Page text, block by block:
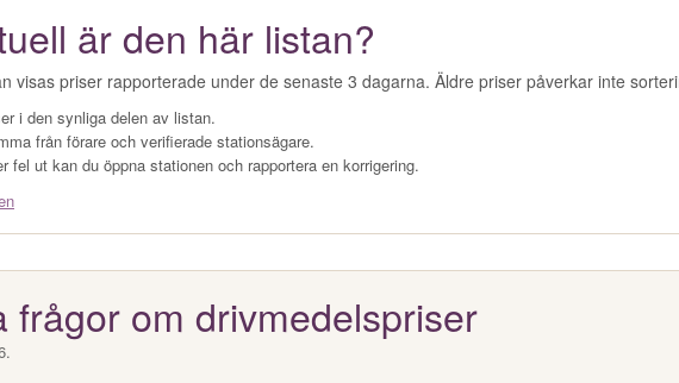
är den här listan?
visas priser rapporterade under de senaste 3 dagarna. Äldre priser påverkar inte
i den synliga delen av listan.
från förare och verifierade stationsägare.
fel ut kan du öppna stationen och rapportera en korrigering.
frågor om drivmedelspriser